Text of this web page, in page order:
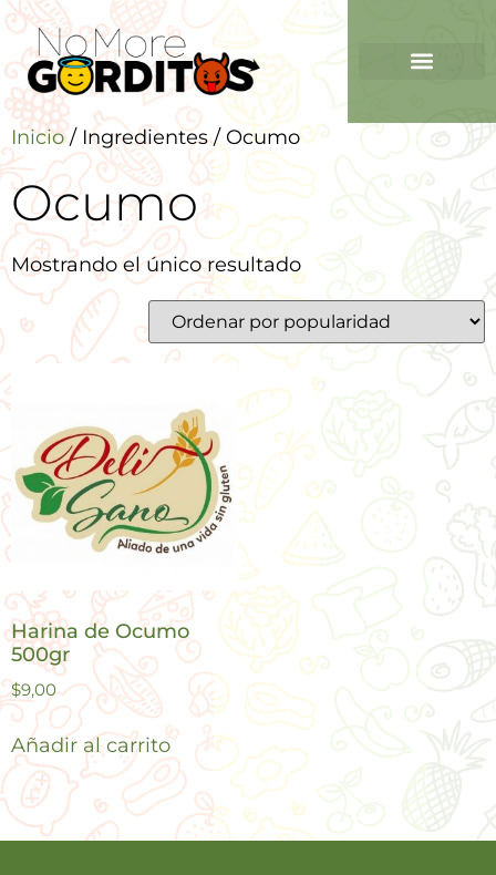
Inicio/ Ingredientes / Ocumo
Ocumo
Mostrando el único resultado
Harina de Ocumo
500gr
$9,00
Añadir al carrito